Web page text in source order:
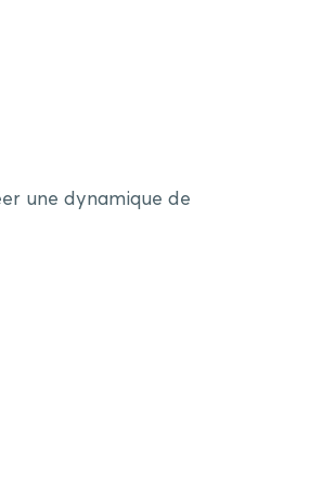
une dynamique de